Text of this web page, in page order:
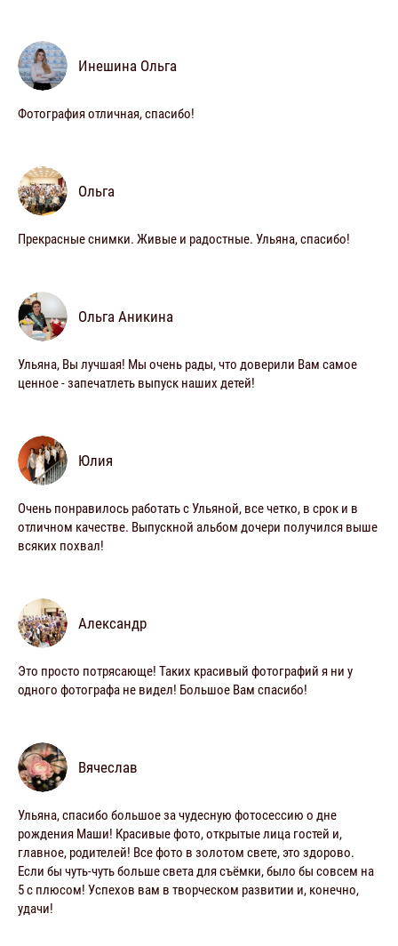
Инешина Ольга
Фотография отличная, спасибо!
Ольга
Прекрасные снимки. Живые и радостные. Ульяна, спасибо!
Ольга Аникина
Ульяна, Вы лучшая! Мы очень рады, что доверили Вам самое
ценное - запечатлеть выпуск наших детей!
Юлия
Очень понравилось работать с Ульяной, все четко, в срок и в
отличном качестве. Выпускной альбом дочери получился выше
всяких похвал!
Александр
Это просто потрясающе! Таких красивый фотографий я ни у
одного фотографа не видел! Большое Вам спасибо!
Вячеслав
Ульяна, спасибо большое за чудесную фотосессию о дне
рождения Маши! Красивые фото, открытые лица гостей и,
главное, родителей! Все фото в золотом свете, это здорово.
Если бы чуть-чуть больше света для съёмки, было бы совсем на
5 с плюсом! Успехов вам в творческом развитии и, конечно,
удачи!